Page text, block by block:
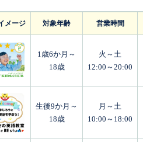
メージ 対象年齢 営業時間
1歳6か月～
18歳
火～土
12:00～20:00
生後9か月～
18歳
月～土
10:00～18:00